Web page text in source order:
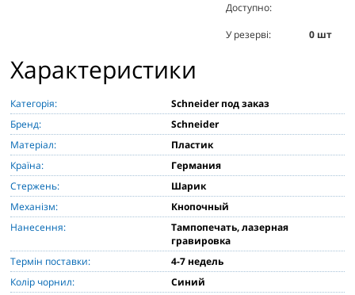
Доступно:
У резерві:
0шт
Характеристики
Категорія:
Schneider под заказ
Бренд:
Schneider
Матеріал:
Пластик
Країна:
Германия
Стержень:
Шарик
Механізм:
Кнопочный
Нанесення:
Тампопечать, лазерная
гравировка
Термін поставки:
4-7 недель
Колір чорнил:
Синий